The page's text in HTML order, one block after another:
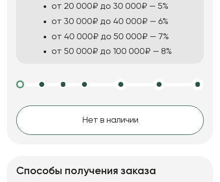
от 20 000₽ до 30 000₽ — 5%
от 30 000₽ до 40 000₽ — 6%
от 40 000₽ до 50 000₽ — 7%
от 50 000₽ до 100 000₽ — 8%
Нет в наличии
Способы получения заказа